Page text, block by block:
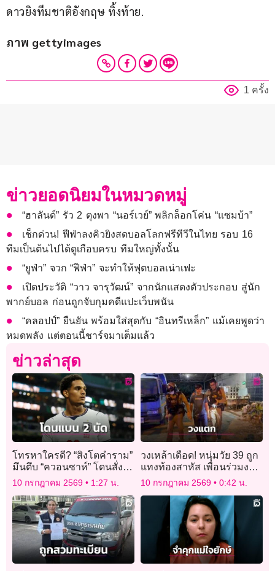
ดาวยิงทีมชาติอังกฤษ ทิ้งท้าย.
ภาพ gettyimages
1 ครั้ง
ข่าวยอดนิยมในหมวดหมู่
“ฮาลันด์” รัว 2 ตุงพา “นอร์เวย์” พลิกล็อกโค่น “แซมบ้า”
เช็กด่วน! ฟีฟ่าลงคิวยิงสดบอลโลกฟรีทีวีในไทย รอบ 16
ทีมเป็นต้นไปได้ดูเกือบครบ ทีมใหญ่ทั้งนั้น
“ยูฟ่า” จวก “ฟีฟ่า” จะทำให้ฟุตบอลเน่าเฟะ
เปิดประวัติ “วาว จารุวัฒน์” จากนักแสดงตัวประกอบ สู่นัก
พากย์บอล ก่อนถูกจับกุมคดีแปะเว็บพนัน
“คลอปป์” ยืนยัน พร้อมใส่สุดกับ “อินทรีเหล็ก” แม้เคยพูดว่า
หมดพลัง แต่ตอนนี้ชาร์จมาเต็มแล้ว
ข่าวล่าสุด
โทรหาใครดี? “สิงโตคำราม”
มึนตึบ “ควอนซาห์” โดนสั่ง
แบน 2 นัด
10 กรกฎาคม 2569 1:27 น.
วงเหล้าเดือด! หนุ่มวัย 39 ถูก
แทงท้องสาหัส เพื่อนร่วมงาน
อ้างคู่กรณีแย่งมีดป้องกันตัว
หลังทะเลาะกันมานาน
10 กรกฎาคม 2569 0:42 น.